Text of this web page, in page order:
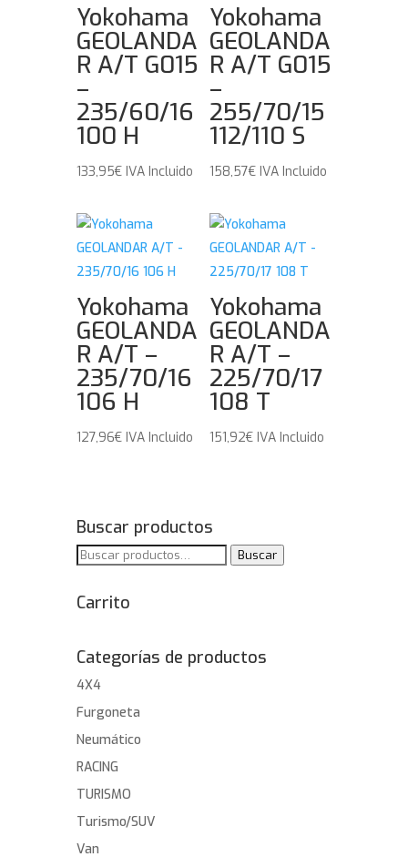
Yokohama
GEOLANDA
R A/T G015
–
235/60/16
100 H
133,95€ IVA Incluido
Yokohama
GEOLANDA
R A/T G015
–
255/70/15
112/110 S
158,57€ IVA Incluido
Yokohama
GEOLANDA
R A/T –
235/70/16
106 H
127,96€ IVA Incluido
Yokohama
GEOLANDA
R A/T –
225/70/17
108 T
151,92€ IVA Incluido
Buscar productos
Buscar
Buscar
Carrito
Categorías de productos
4X4
Furgoneta
Neumático
RACING
TURISMO
Turismo/SUV
Van